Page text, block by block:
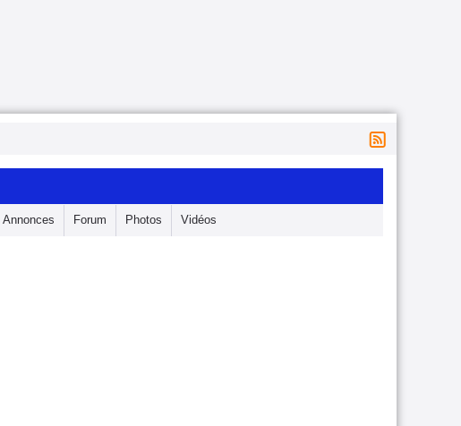
Annonces Forum Photos Vidéos